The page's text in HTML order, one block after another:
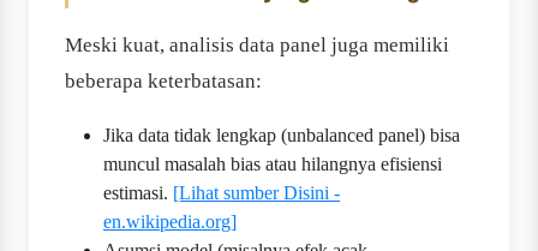
Meski kuat, analisis data panel juga memiliki
beberapa keterbatasan:
Jika data tidak lengkap (unbalanced panel) bisa
muncul masalah bias atau hilangnya efisiensi
estimasi. [Lihat sumber Disini -
en.wikipedia.org]